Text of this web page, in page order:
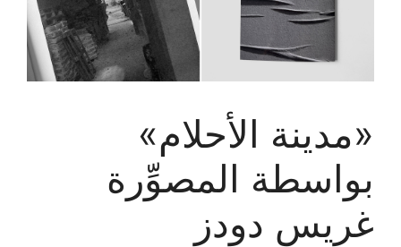
«مدينة الأحلام»
بواسطة المصوِّرة
غريس دودز